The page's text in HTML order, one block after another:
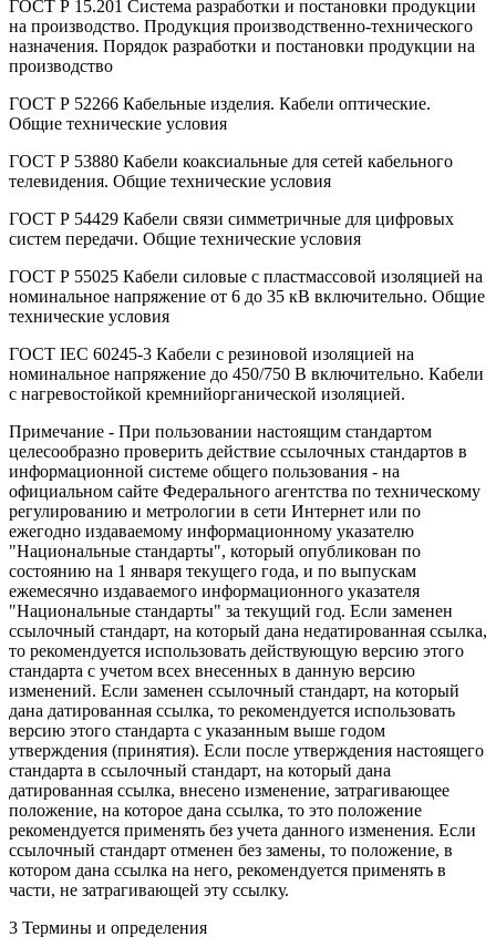
ГОСТ Р 15.201 Система разработки и постановки продукции
на производство. Продукция производственно-технического
назначения. Порядок разработки и постановки продукции на
производство
ГОСТ Р 52266 Кабельные изделия. Кабели оптические.
Общие технические условия
ГОСТ Р 53880 Кабели коаксиальные для сетей кабельного
телевидения. Общие технические условия
ГОСТ Р 54429 Кабели связи симметричные для цифровых
систем передачи. Общие технические условия
ГОСТ Р 55025 Кабели силовые с пластмассовой изоляцией на
номинальное напряжение от 6 до 35 кВ включительно. Общие
технические условия
ГОСТ IEC 60245-3 Кабели с резиновой изоляцией на
номинальное напряжение до 450/750 В включительно. Кабели
с нагревостойкой кремнийорганической изоляцией.
Примечание - При пользовании настоящим стандартом
целесообразно проверить действие ссылочных стандартов в
информационной системе общего пользования - на
официальном сайте Федерального агентства по техническому
регулированию и метрологии в сети Интернет или по
ежегодно издаваемому информационному указателю
"Национальные стандарты", который опубликован по
состоянию на 1 января текущего года, и по выпускам
ежемесячно издаваемого информационного указателя
"Национальные стандарты" за текущий год. Если заменен
ссылочный стандарт, на который дана недатированная ссылка,
то рекомендуется использовать действующую версию этого
стандарта с учетом всех внесенных в данную версию
изменений. Если заменен ссылочный стандарт, на который
дана датированная ссылка, то рекомендуется использовать
версию этого стандарта с указанным выше годом
утверждения (принятия). Если после утверждения настоящего
стандарта в ссылочный стандарт, на который дана
датированная ссылка, внесено изменение, затрагивающее
положение, на которое дана ссылка, то это положение
рекомендуется применять без учета данного изменения. Если
ссылочный стандарт отменен без замены, то положение, в
котором дана ссылка на него, рекомендуется применять в
части, не затрагивающей эту ссылку.
3 Термины и определения